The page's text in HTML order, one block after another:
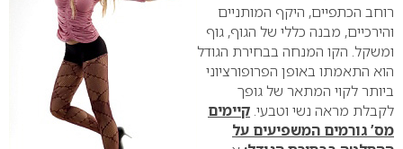
רוחב הכתפיים, היקף המותניים
והירכיים, מבנה כללי של הגוף, גוף
ומשקל. הקו המנחה בבחירת הגודל
הוא התאמתו באופן הפרופורציוני
ביותר לקוי המתאר של גופך
לקבלת מראה נשי וטבעי. קיימים
מס’ גורמים המשפיעים על